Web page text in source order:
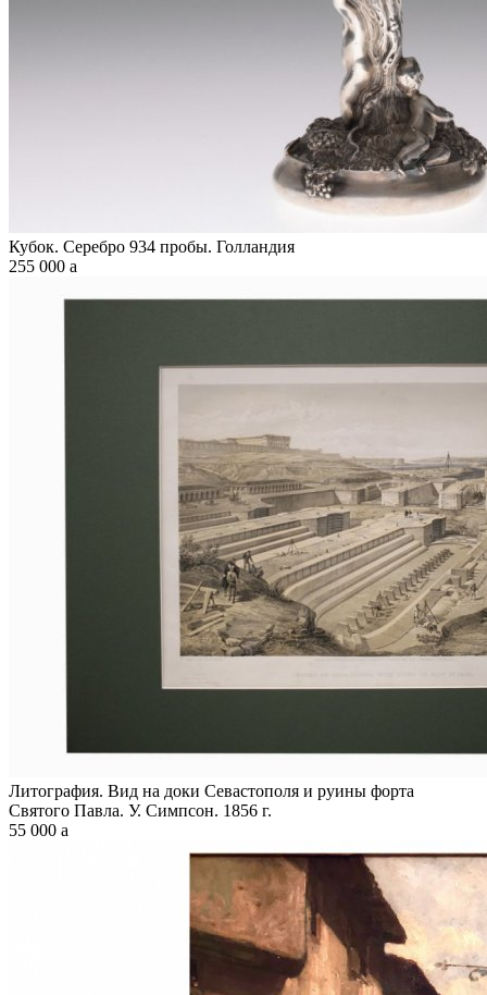
Кубок. Серебро 934 пробы. Голландия
255 000 a
Литография. Вид на доки Севастополя и руины форта
Святого Павла. У. Симпсон. 1856 г.
55 000 a